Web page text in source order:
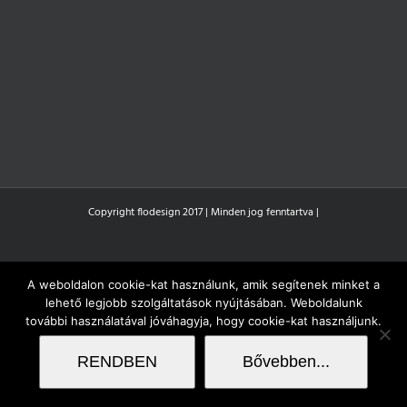
Copyright flodesign 2017 | Minden jog fenntartva |
A weboldalon cookie-kat használunk, amik segítenek minket a
lehető legjobb szolgáltatások nyújtásában. Weboldalunk
további használatával jóváhagyja, hogy cookie-kat használjunk.
RENDBEN Bővebben...